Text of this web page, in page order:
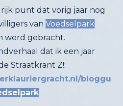
van Voedselpark
werd gebracht.
dat ik een jaar
Straatkrant Z!:
bloggu